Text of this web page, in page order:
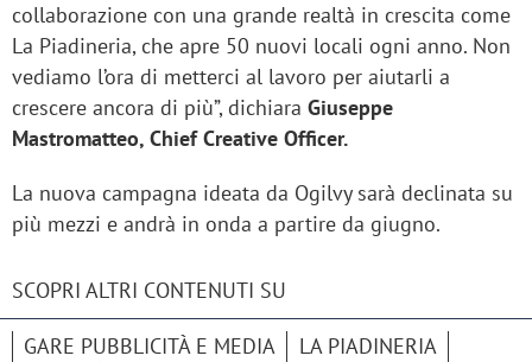
collaborazione con una grande realtà in crescita come
La Piadineria, che apre 50 nuovi locali ogni anno. Non
vediamo l’ora di metterci al lavoro per aiutarli a
crescere ancora di più”, dichiara Giuseppe
Mastromatteo, Chief Creative Officer.
La nuova campagna ideata da Ogilvy sarà declinata su
più mezzi e andrà in onda a partire da giugno.
SCOPRI ALTRI CONTENUTI SU
GARE PUBBLICITÀ E MEDIA
LA PIADINERIA